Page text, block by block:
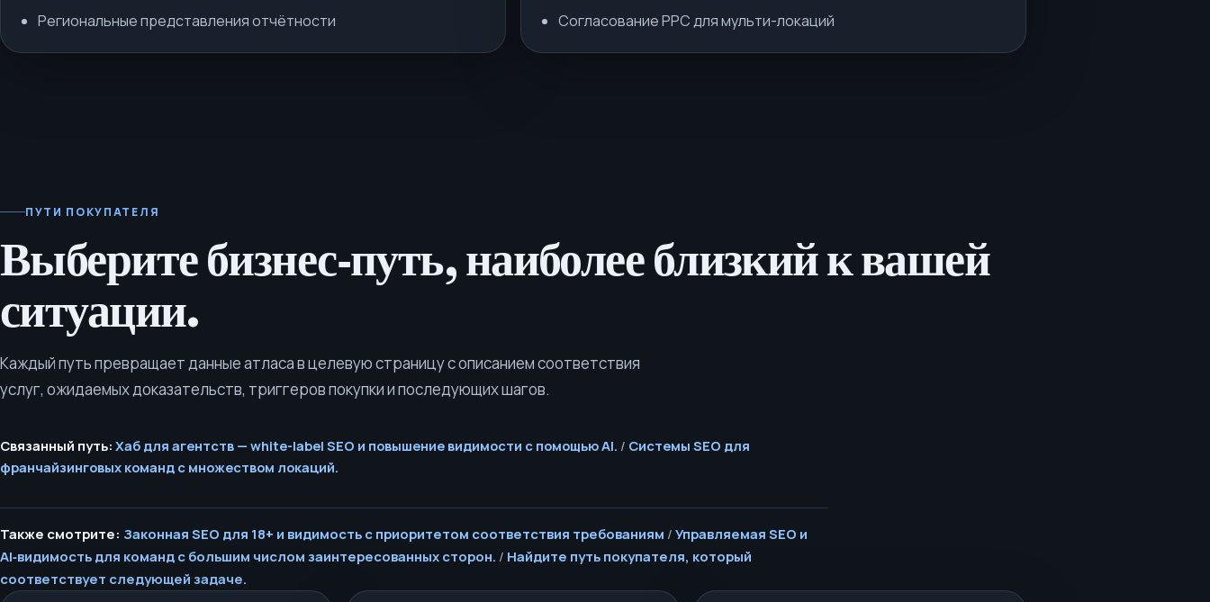
Региональные представления отчётности
Согласование PPC для мульти-локаций
ПУТИ ПОКУПАТЕЛЯ
Выберите бизнес‑путь, наиболее близкий к вашей
ситуации.
Каждый путь превращает данные атласа в целевую страницу с описанием соответствия
услуг, ожидаемых доказательств, триггеров покупки и последующих шагов.
Связанный путь: Хаб для агентств — white-label SEO и повышение видимости с помощью AI. / Системы SEO для
франчайзинговых команд с множеством локаций.
Также смотрите: Законная SEO для 18+ и видимость с приоритетом соответствия требованиям / Управляемая SEO и
AI‑видимость для команд с большим числом заинтересованных сторон. / Найдите путь покупателя, который
соответствует следующей задаче.